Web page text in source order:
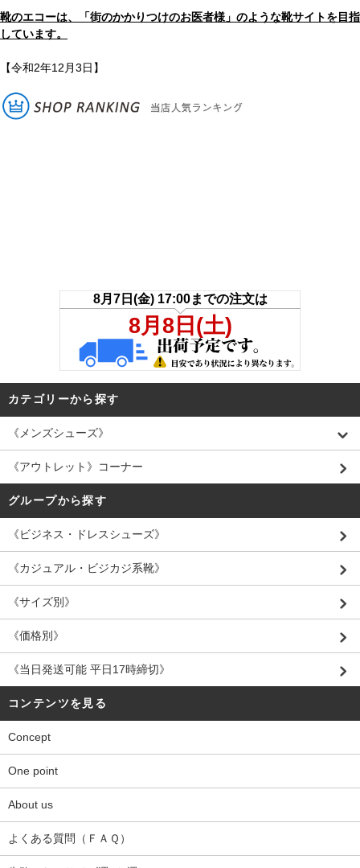
靴のエコーは、「街のかかりつけのお医者様」のような靴サイトを目指
しています。
【令和2年12月3日】
カテゴリーから探す
《メンズシューズ》
《アウトレット》コーナー
グループから探す
《ビジネス・ドレスシューズ》
《カジュアル・ビジカジ系靴》
《サイズ別》
《価格別》
《当日発送可能 平日17時締切》
コンテンツを見る
Concept
One point
About us
よくある質問（ＦＡＱ）